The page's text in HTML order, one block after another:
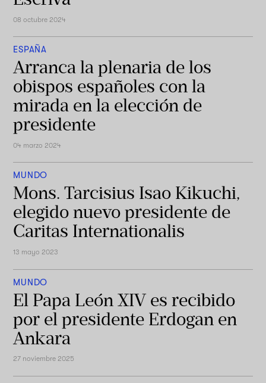
08 octubre 2024
ESPAÑA
Arranca la plenaria de los
obispos españoles con la
mirada en la elección de
presidente
04 marzo 2024
MUNDO
Mons. Tarcisius Isao Kikuchi,
elegido nuevo presidente de
Caritas Internationalis
13 mayo 2023
MUNDO
El Papa León XIV es recibido
por el presidente Erdogan en
Ankara
27 noviembre 2025